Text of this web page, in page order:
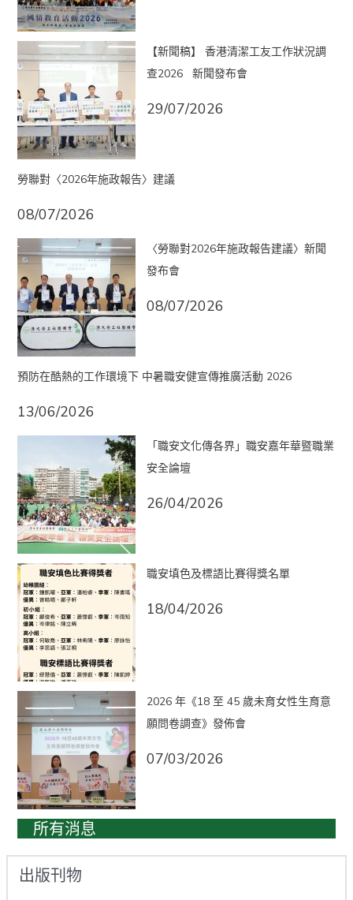
【新聞稿】 香港清潔工友工作狀況調
查2026 新聞發布會
29/07/2026
勞聯對〈2026年施政報告〉建議
08/07/2026
〈勞聯對2026年施政報告建議〉新聞
發布會
08/07/2026
預防在酷熱的工作環境下 中暑職安健宣傳推廣活動 2026
13/06/2026
「職安文化傳各界」職安嘉年華暨職業
安全論壇
26/04/2026
職安填色及標語比賽得獎名單
18/04/2026
2026 年《18 至 45 歲未育女性生育意
願問卷調查》發佈會
07/03/2026
所有消息
出版刊物